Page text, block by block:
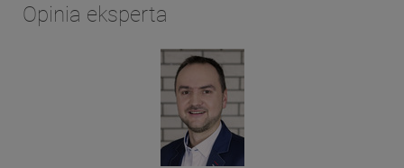
Opinia eksperta